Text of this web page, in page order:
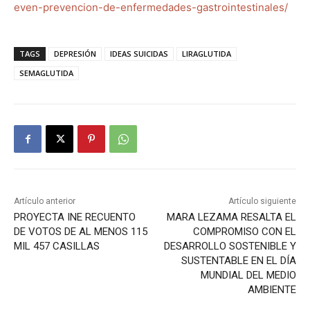
even-prevencion-de-enfermedades-gastrointestinales/
TAGS DEPRESIÓN IDEAS SUICIDAS
LIRAGLUTIDA
SEMAGLUTIDA
Artículo anterior
PROYECTA INE RECUENTO
DE VOTOS DE AL MENOS 115
MIL 457 CASILLAS
Artículo siguiente
MARA LEZAMA RESALTA EL
COMPROMISO CON EL
DESARROLLO SOSTENIBLE Y
SUSTENTABLE EN EL DÍA
MUNDIAL DEL MEDIO
AMBIENTE